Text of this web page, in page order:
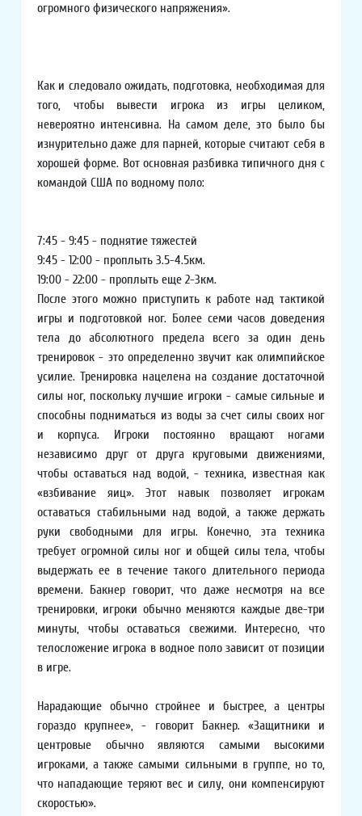
огромного физического напряжения».
Как и следовало ожидать, подготовка, необходимая для
того, чтобы вывести игрока из игры целиком,
невероятно интенсивна. На самом деле, это было бы
изнурительно даже для парней, которые считают себя в
хорошей форме. Вот основная разбивка типичного дня с
командой США по водному поло:
7:45 - 9:45 - поднятие тяжестей
9:45 - 12:00 - проплыть 3.5-4.5км.
19:00 - 22:00 - проплыть еще 2-3км.
После этого можно приступить к работе над тактикой
игры и подготовкой ног. Более семи часов доведения
тела до абсолютного предела всего за один день
тренировок - это определенно звучит как олимпийское
усилие. Тренировка нацелена на создание достаточной
силы ног, поскольку лучшие игроки - самые сильные и
способны подниматься из воды за счет силы своих ног
и корпуса. Игроки постоянно вращают ногами
независимо друг от друга круговыми движениями,
чтобы оставаться над водой, - техника, известная как
«взбивание яиц». Этот навык позволяет игрокам
оставаться стабильными над водой, а также держать
руки свободными для игры. Конечно, эта техника
требует огромной силы ног и общей силы тела, чтобы
выдержать ее в течение такого длительного периода
времени. Бакнер говорит, что даже несмотря на все
тренировки, игроки обычно меняются каждые две-три
минуты, чтобы оставаться свежими. Интересно, что
телосложение игрока в водное поло зависит от позиции
в игре.
Нарадающие обычно стройнее и быстрее, а центры
гораздо крупнее», - говорит Бакнер. «Защитники и
центровые обычно являются самыми высокими
игроками, а также самыми сильными в группе, но то,
что нападающие теряют вес и силу, они компенсируют
скоростью».